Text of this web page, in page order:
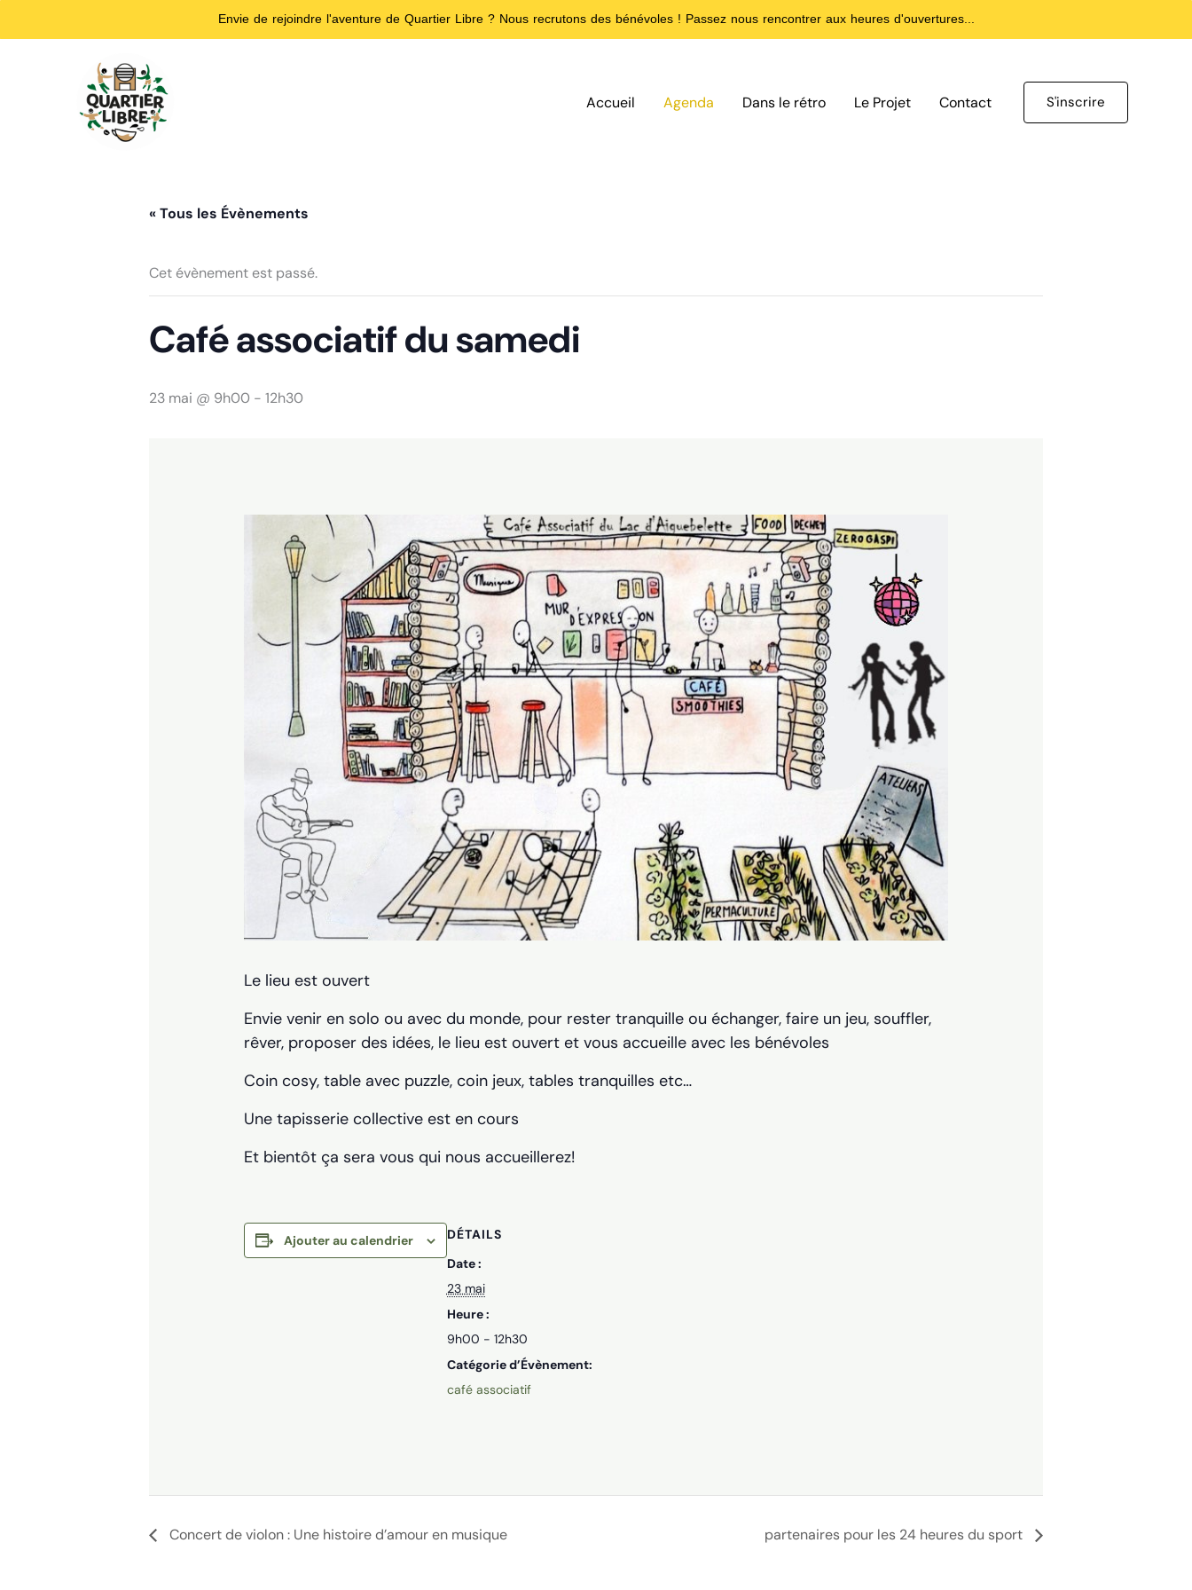
Envie de rejoindre l'aventure de Quartier Libre ? Nous recrutons des bénévoles ! Passez nous rencontrer aux heures d'ouvertures...
Accueil Agenda Dans le rétro Le Projet Contact S'inscrire
« Tous les Évènements
Cet évènement est passé.
Café associatif du samedi
23 mai @ 9h00 - 12h30
Le lieu est ouvert
Envie venir en solo ou avec du monde, pour rester tranquille ou échanger, faire un jeu, souffler,
rêver, proposer des idées, le lieu est ouvert et vous accueille avec les bénévoles
Coin cosy, table avec puzzle, coin jeux, tables tranquilles etc…
Une tapisserie collective est en cours
Et bientôt ça sera vous qui nous accueillerez!
Ajouter au calendrier
DÉTAILS
Date :
23 mai
Heure :
9h00 - 12h30
Catégorie d’Évènement:
café associatif
Concert de violon : Une histoire d’amour en musique partenaires pour les 24 heures du sport